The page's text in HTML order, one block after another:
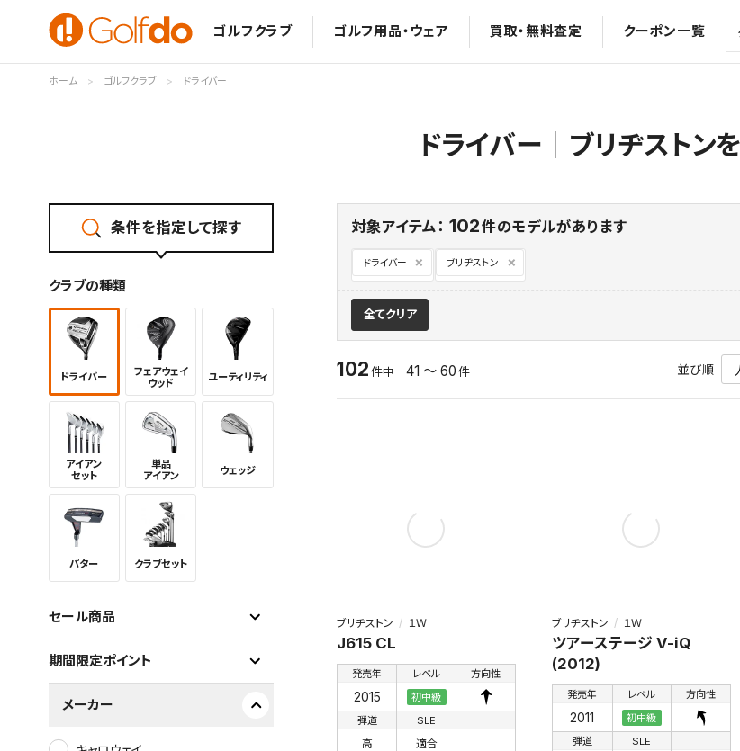
ゴルフクラブ ゴルフ用品・ウェア 買取・無料査定 クーポン一覧
ホーム ゴルフクラブ ドライバー
ドライバー｜ブリヂストン
対象アイテム： 102件のモデルがあります
ドライバー ブリヂストン
全てクリア
102 件中 41 ～ 60 件 並び順
ブリヂストン １Ｗ
J615 CL
発売年
2015
レベル
初中級
方向性
弾道
高
SLE
適合
ブリヂストン １Ｗ
ツアーステージ V-iQ
(2012)
発売年
2011
レベル
初中級
方向性
弾道 SLE
条件を指定して探す
クラブの種類
ドライバー
フェアウェイ
ウッド
ユーティリティ
アイアン
セット
単品
アイアン
ウェッジ
パター クラブセット
セール商品
期間限定ポイント
メーカー